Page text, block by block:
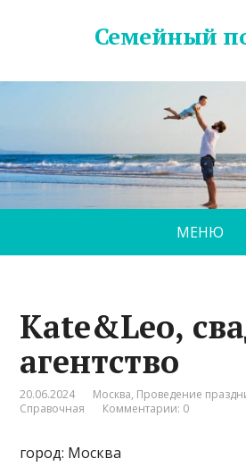
Семейный
МЕНЮ
Kate&Leo,
агентство
20.06.2024 Москва, Проведение
Справочная
Комментарии: 0
город: Москва